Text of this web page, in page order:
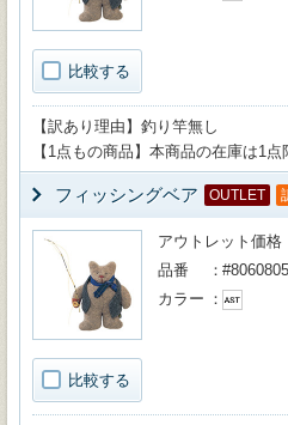
比較する
【訳あり理由】釣り竿無し
【1点もの商品】本商品の在庫は1点
フィッシングベア OUTLET
比較する
アウトレット価格
品番
#8060805
カラー